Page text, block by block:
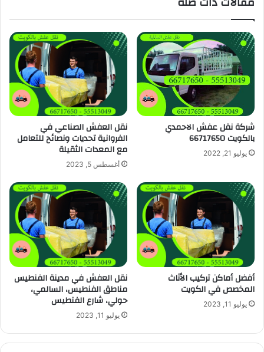
شركة نقل عفش الاحمدي
بالكويت 66717650
يوليو 21, 2022
نقل العفش الصناعي في
الفروانية تحديات ونصائح للتعامل
مع المعدات الثقيلة
أغسطس 5, 2023
أفضل أماكن تركيب الأثاث
المخصص في الكويت
يوليو 11, 2023
نقل العفش في مدينة الفنطيس
مناطق الفنطيس، السالمي،
حولي، شارع الفنطيس
يوليو 11, 2023